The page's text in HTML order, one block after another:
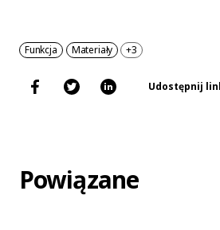
Udostępnij
Funkcja Materiały +3
Powiązane